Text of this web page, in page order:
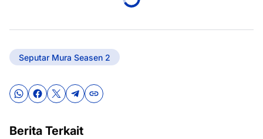
Seputar Mura Seasen 2
Berita Terkait